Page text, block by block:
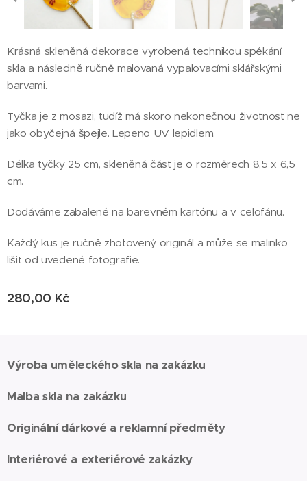
Krásná skleněná dekorace vyrobená technikou spékání
skla a následně ručně malovaná vypalovacími sklářskými
barvami.
Tyčka je z mosazi, tudíž má skoro nekonečnou životnost ne
jako obyčejná špejle. Lepeno UV lepidlem.
Délka tyčky 25 cm, skleněná část je o rozměrech 8,5 x 6,5
cm.
Dodáváme zabalené na barevném kartónu a v celofánu.
Každý kus je ručně zhotovený originál a může se malinko
lišit od uvedené fotografie.
280,00 Kč
Výroba uměleckého skla na zakázku
Malba skla na zakázku
Originální dárkové a reklamní předměty
Interiérové a exteriérové zakázky